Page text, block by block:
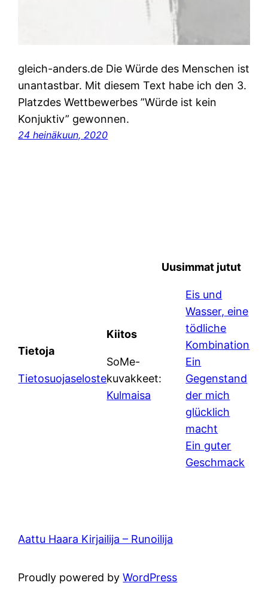
gleich-anders.de Die Würde des Menschen ist
unantastbar. Mit diesem Text habe ich den 3.
Platzdes Wettbewerbes ”Würde ist kein
Konjuktiv” gewonnen.
24 heinäkuun, 2020
Tietoja
Tietosuojaseloste
Kiitos
SoMe-
kuvakkeet:
Kulmaisa
Uusimmat jutut
Eis und
Wasser, eine
tödliche
Kombination
Ein
Gegenstand
der mich
glücklich
macht
Ein guter
Geschmack
Aattu Haara Kirjailija – Runoilija
Proudly powered byWordPress